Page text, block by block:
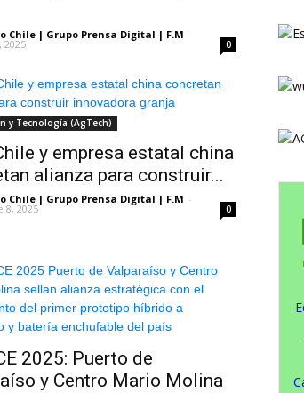
Chile | Grupo Prensa Digital | F.M -
2025 0
y Tecnología (AgTech)
y empresa estatal china
alianza para construir...
Chile | Grupo Prensa Digital | F.M -
8, 2025 0
2025: Puerto de
y Centro Mario Molina